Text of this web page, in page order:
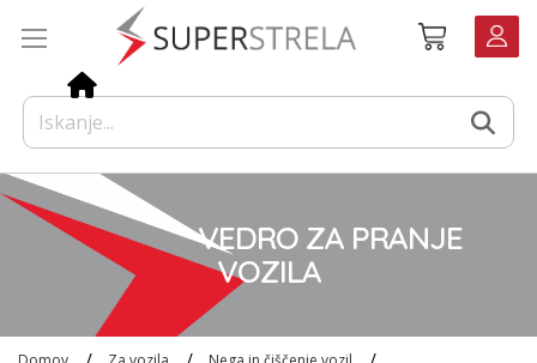
Košarica
VEDRO ZA PRANJE
VOZILA